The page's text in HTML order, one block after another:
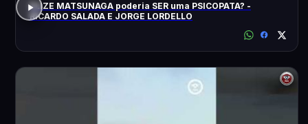
ELIZE MATSUNAGA poderia SER uma PSICOPATA? -
RICARDO SALADA E JORGE LORDELLO